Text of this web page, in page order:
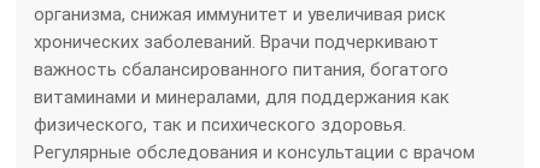
организма, снижая иммунитет и увеличивая риск
хронических заболеваний. Врачи подчеркивают
важность сбалансированного питания, богатого
витаминами и минералами, для поддержания как
физического, так и психического здоровья.
Регулярные обследования и консультации с врачом